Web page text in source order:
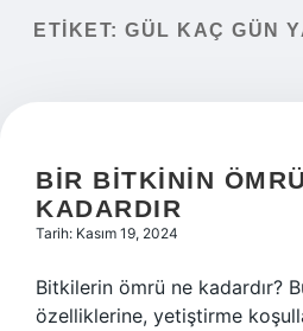
Yasal Uyarı
ETIKET: GÜL KAÇ GÜN
BIR BITKININ
KADARDIR
Tarih: Kasım 19, 2024
Bitkilerin ömrü ne kadardır?
özelliklerine, yetiştirme